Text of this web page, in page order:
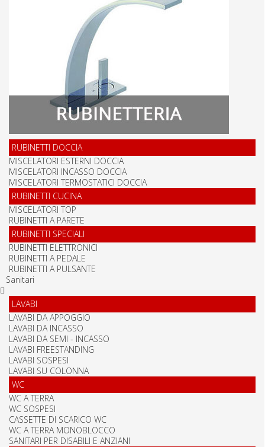
RUBINETTI DOCCIA
MISCELATORI ESTERNI DOCCIA
MISCELATORI INCASSO DOCCIA
MISCELATORI TERMOSTATICI DOCCIA
RUBINETTI CUCINA
MISCELATORI TOP
RUBINETTI A PARETE
RUBINETTI SPECIALI
RUBINETTI ELETTRONICI
RUBINETTI A PEDALE
RUBINETTI A PULSANTE
Sanitari
LAVABI
LAVABI DA APPOGGIO
LAVABI DA INCASSO
LAVABI DA SEMI - INCASSO
LAVABI FREESTANDING
LAVABI SOSPESI
LAVABI SU COLONNA
WC
WC A TERRA
WC SOSPESI
CASSETTE DI SCARICO WC
WC A TERRA MONOBLOCCO
SANITARI PER DISABILI E ANZIANI